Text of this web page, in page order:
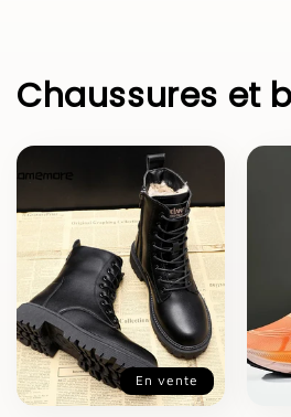
Chaussures et
En vente